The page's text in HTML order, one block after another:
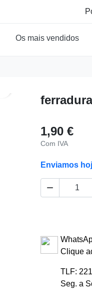
Os mais vendidos
1,90 €
Com IVA
Enviamos

Clique
TLF:
Seg. a